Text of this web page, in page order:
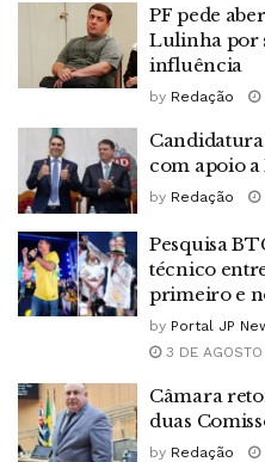
PF pede
Lulinha por
influência
by Redação
com apoio a
by Redação
Pesquisa
técnico
primeiro e
by Portal JP
3 DE
Câmara
duas
by Redação